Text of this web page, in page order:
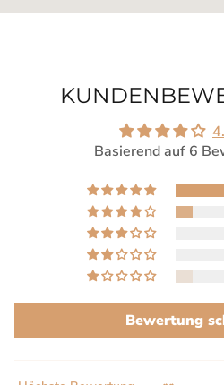
Basierend auf 6
Bewertung